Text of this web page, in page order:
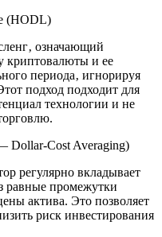
(HODL)
означающий
криптовалюты и ее
периода‚ игнорируя
подход подходит для
технологии и не
Dollar-Cost Averaging)
регулярно вкладывает
равные промежутки
актива. Это позволяет
риск инвестирования